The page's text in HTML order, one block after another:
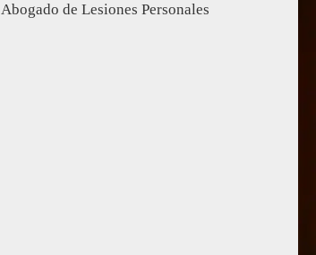
Abogado de Lesiones Personales